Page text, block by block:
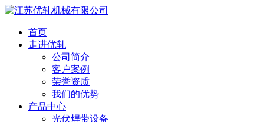
首页
走进优轧
公司简介
客户案例
荣誉资质
我们的优势
产品中心
光伏焊带设备